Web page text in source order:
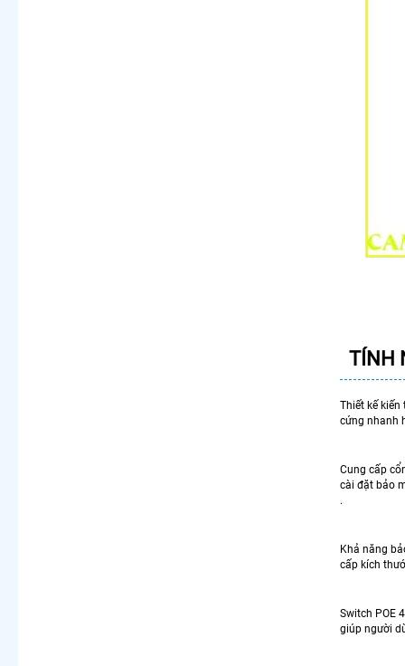
TÍNH
Thiết kế kiến
cứng nhanh
Cung cấp
cài đặt bảo
.
Khả năng
cấp kích
Switch POE
giúp người